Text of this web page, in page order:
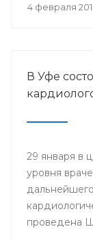
Шебаев,
4 февраля
В Уфе
29 января в
уровня
проведена